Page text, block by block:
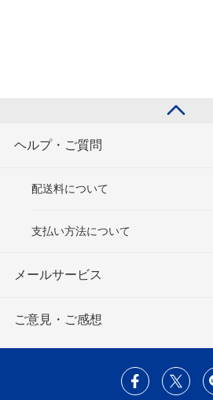
ヘルプ・ご質問
配送料について
支払い方法について
メールサービス
ご意見・ご感想